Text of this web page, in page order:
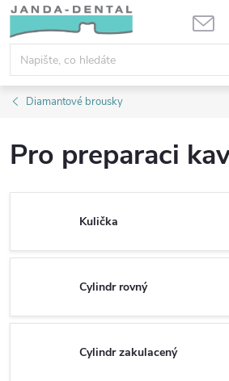
Přejít
obsah
Diamantové brousky
Pro preparaci
Kulička
Cylindr rovný
Cylindr zakulacený